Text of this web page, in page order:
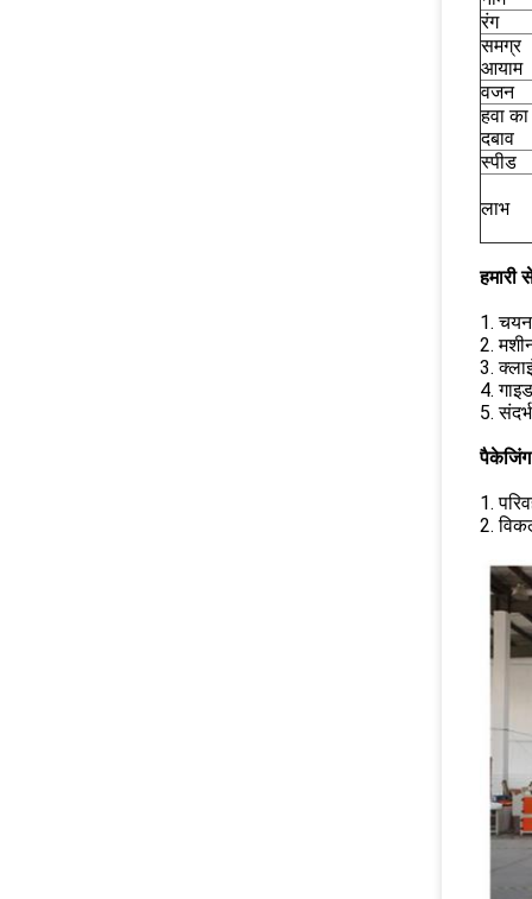
रंग
समग्र
आयाम
वजन
हवा का
दबाव
स्पीड
लाभ
हमारी
1.
2.
3.
4.
5.
1.
2.